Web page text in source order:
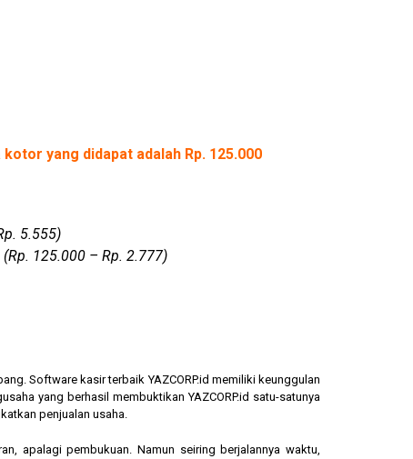
kotor yang didapat adalah Rp. 125.000
5.555)
(Rp. 125.000 – Rp. 2.777)
Software kasir terbaik YAZCORP.id memiliki keunggulan
yang berhasil membuktikan YAZCORP.id satu-satunya
penjualan usaha.
apalagi pembukuan. Namun seiring berjalannya waktu,